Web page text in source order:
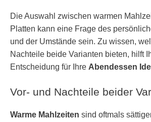
Die Auswahl zwischen warmen
Platten kann eine Frage des
und der Umstände sein. Zu wissen,
Nachteile beide Varianten bieten, hilft
Entscheidung für Ihre Abendessen
Vor- und Nachteile beider
Warme Mahlzeiten sind oftmals